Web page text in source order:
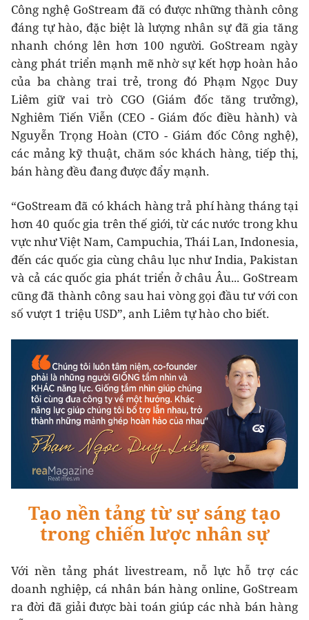
Công nghệ GoStream đã có được những thành công
đáng tự hào, đặc biệt là lượng nhân sự đã gia tăng
nhanh chóng lên hơn 100 người. GoStream ngày
càng phát triển mạnh mẽ nhờ sự kết hợp hoàn hảo
của ba chàng trai trẻ, trong đó Phạm Ngọc Duy
Liêm giữ vai trò CGO (Giám đốc tăng trưởng),
Nghiêm Tiến Viễn (CEO - Giám đốc điều hành) và
Nguyễn Trọng Hoàn (CTO - Giám đốc Công nghệ),
các mảng kỹ thuật, chăm sóc khách hàng, tiếp thị,
bán hàng đều đang được đẩy mạnh.
“GoStream đã có khách hàng trả phí hàng tháng tại
hơn 40 quốc gia trên thế giới, từ các nước trong khu
vực như Việt Nam, Campuchia, Thái Lan, Indonesia,
đến các quốc gia cùng châu lục như India, Pakistan
và cả các quốc gia phát triển ở châu Âu... GoStream
cũng đã thành công sau hai vòng gọi đầu tư với con
số vượt 1 triệu USD”, anh Liêm tự hào cho biết.
Tạo nền tảng từ sự sáng tạo
trong chiến lược nhân sự
Với nền tảng phát livestream, nỗ lực hỗ trợ các
doanh nghiệp, cá nhân bán hàng online, GoStream
ra đời đã giải được bài toán giúp các nhà bán hàng